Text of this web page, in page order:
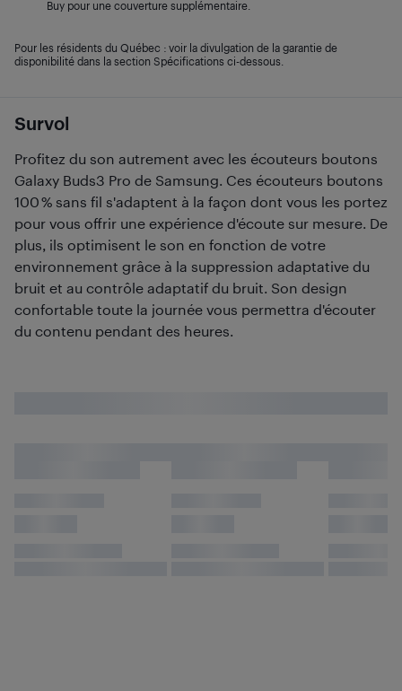
Survol
Profitez du son autrement avec les écouteurs boutons
Galaxy Buds3 Pro de Samsung. Ces écouteurs boutons
100 % sans fil s'adaptent à la façon dont vous les portez
pour vous offrir une expérience d'écoute sur mesure. De
plus, ils optimisent le son en fonction de votre
environnement grâce à la suppression adaptative du
bruit et au contrôle adaptatif du bruit. Son design
confortable toute la journée vous permettra d'écouter
du contenu pendant des heures.
Buy pour une couverture supplémentaire.
Pour les résidents du Québec : voir la divulgation de la garantie de
disponibilité dans la section Spécifications ci-dessous.